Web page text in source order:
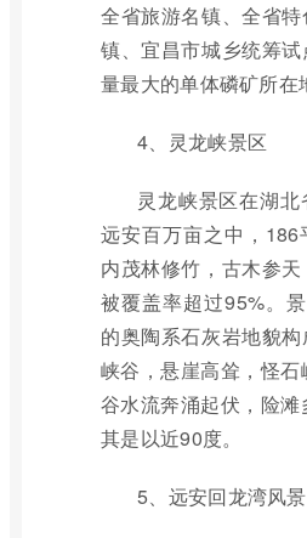
全省旅游名镇、全省
镇、宜昌市城乡统筹
量最大的单体磷矿所在
4、灵龙峡景区
灵龙峡景区在湖
远安百万亩之中，186
内茂林修竹，古木参
被覆盖率超过95%。
的奥陶系石灰岩地貌
峡谷，悬崖高耸，怪
谷水流奔涌起伏，险
其是以近90度。
5、远安回龙湾风